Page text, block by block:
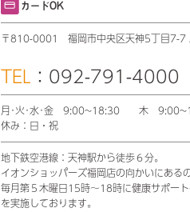
カードOK
〒810-0001 福岡市中央区天神5丁目7-7
TEL ：092-791-4000
月･火･水･金 9:00~18:30 木
休み：日・祝
地下鉄空港線：天神駅から徒歩６分。
イオンショッパーズ福岡店の向かいにある
毎月第５木曜日15時～18時に健康サポー
を実施しております。